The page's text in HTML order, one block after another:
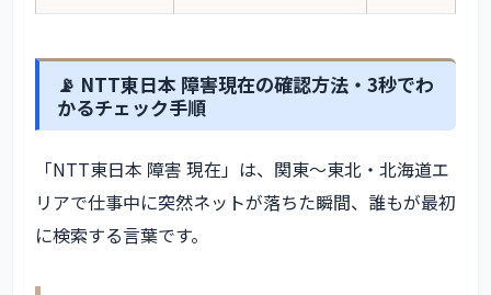
📡 NTT東日本 障害現在の確認方法・3秒でわ
かるチェック手順
「NTT東日本 障害 現在」は、関東〜東北・北海道エ
リアで仕事中に突然ネットが落ちた瞬間、誰もが最初
に検索する言葉です。